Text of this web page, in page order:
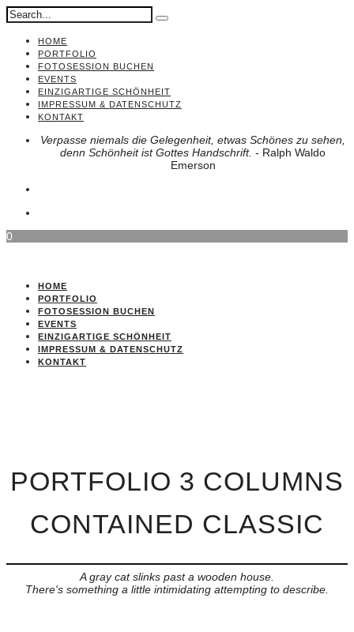
HOME
PORTFOLIO
FOTOSESSION BUCHEN
EVENTS
EINZIGARTIGE SCHÖNHEIT
IMPRESSUM & DATENSCHUTZ
KONTAKT
Verpasse niemals die Gelegenheit, etwas Schönes zu sehen,
denn Schönheit ist Gottes Handschrift. - Ralph Waldo
Emerson
0
HOME
PORTFOLIO
FOTOSESSION BUCHEN
EVENTS
EINZIGARTIGE SCHÖNHEIT
IMPRESSUM & DATENSCHUTZ
KONTAKT
PORTFOLIO 3 COLUMNS
CONTAINED CLASSIC
A gray cat slinks past a wooden house.
There's something a little intimidating attempting to describe.